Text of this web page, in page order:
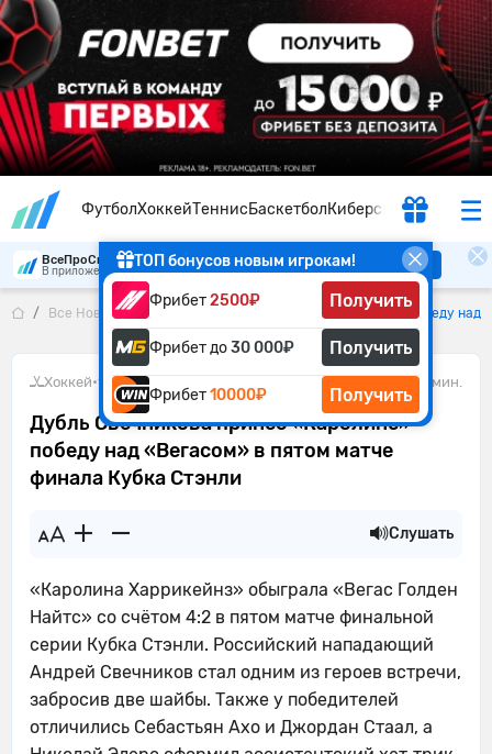
ФутболХоккейТеннисБаскетболКиберспорт
ТОП бонусов новым игрокам!
Фрибет2500₽ Получить
Фрибет до30 000₽ Получить
Фрибет10000₽ Получить
ВсеПроСпорт
В приложении удобнее Скачать
Все Новости Дубль Свечникова принёс «Каролине» победу
Хоккей•12.06.2026 1 мин.
Дубль Свечникова принёс «Каролине»
победу над «Вегасом» в пятом матче
финала Кубка Стэнли
Слушать
«Каролина Харрикейнз» обыграла «Вегас Голден
Найтс» со счётом 4:2 в пятом матче финальной
серии Кубка Стэнли. Российский нападающий
Андрей Свечников стал одним из героев встречи,
забросив две шайбы. Также у победителей
отличились Себастьян Ахо и Джордан Стаал, а